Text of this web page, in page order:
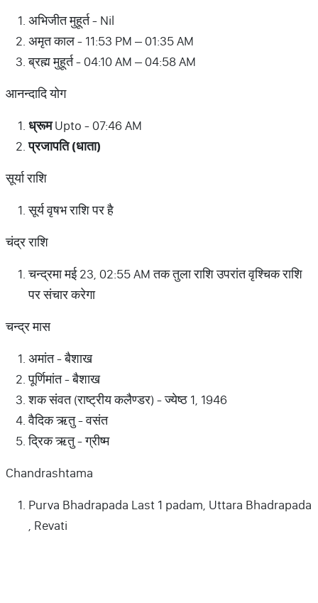
अभिजीत मुहूर्त - Nil
अमृत काल - 11:53 PM – 01:35 AM
ब्रह्म मुहूर्त - 04:10 AM – 04:58 AM
आनन्दादि योग
ध्रूमUpto - 07:46 AM
प्रजापति (धाता)
सूर्या राशि
सूर्य वृषभ राशि पर है
चंद्र राशि
चन्द्रमा मई 23, 02:55 AM तक तुला राशि उपरांत वृश्चिक राशि
पर संचार करेगा
चन्द्र मास
अमांत - बैशाख
पूर्णिमांत - बैशाख
शक संवत (राष्ट्रीय कलैण्डर) - ज्येष्ठ 1, 1946
वैदिक ऋतु - वसंत
द्रिक ऋतु - ग्रीष्म
Chandrashtama
Purva Bhadrapada Last 1 padam, Uttara Bhadrapada
, Revati